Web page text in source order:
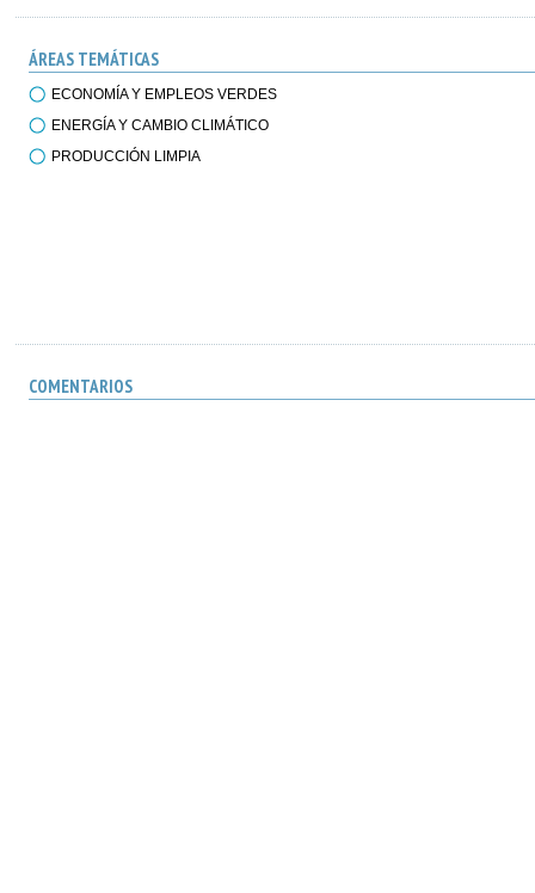
ÁREAS TEMÁTICAS
ECONOMÍA Y EMPLEOS VERDES
ENERGÍA Y CAMBIO CLIMÁTICO
PRODUCCIÓN LIMPIA
COMENTARIOS